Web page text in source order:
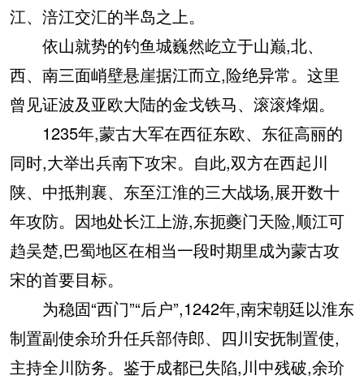
江、涪江交汇的半岛之上。
依山就势的钓鱼城巍然屹立于山巅,北、
西、南三面峭壁悬崖据江而立,险绝异常。这里
曾见证波及亚欧大陆的金戈铁马、滚滚烽烟。
1235年,蒙古大军在西征东欧、东征高丽的
同时,大举出兵南下攻宋。自此,双方在西起川
陕、中抵荆襄、东至江淮的三大战场,展开数十
年攻防。因地处长江上游,东扼夔门天险,顺江可
趋吴楚,巴蜀地区在相当一段时期里成为蒙古攻
宋的首要目标。
为稳固“西门”“后户”,1242年,南宋朝廷以淮东
制置副使余玠升任兵部侍郎、四川安抚制置使,
主持全川防务。鉴于成都已失陷,川中残破,余玠